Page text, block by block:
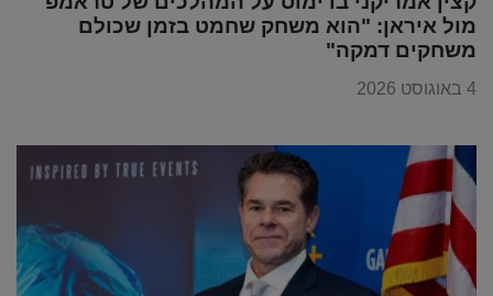
מול איראן: "הוא משחק שחמט בזמן שכולם
משחקים דמקה"
4 באוגוסט 2026